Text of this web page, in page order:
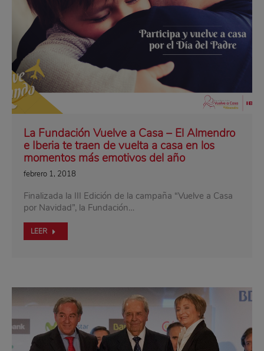
La Fundación Vuelve a Casa – El Almendro
e Iberia te traen de vuelta a casa en los
momentos más emotivos del año
febrero 1, 2018
Finalizada la III Edición de la campaña “Vuelve a Casa
por Navidad”, la Fundación…
LEER